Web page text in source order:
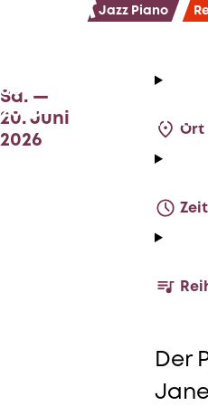
Juni
2026
Jazz Piano
Brazilian
Sa. —
20. Juni
2026
Ort
Der